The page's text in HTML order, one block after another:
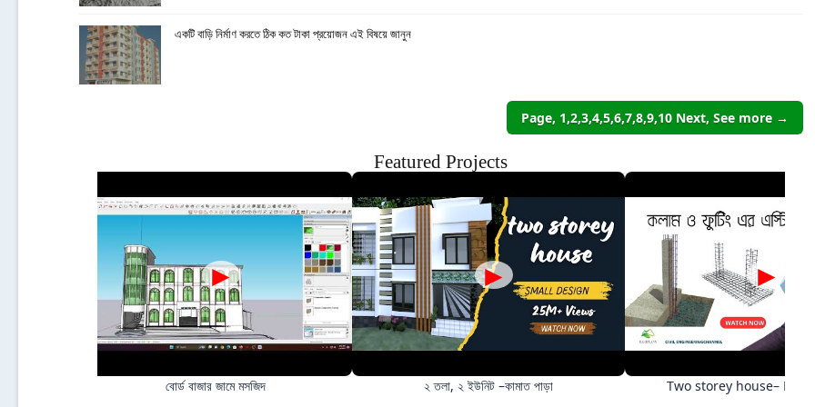
একটি বাড়ি নির্মাণ করতে ঠিক কত টাকা প্রয়োজন এই বিষয়ে জানুন
Page, 1,2,3,4,5,6,7,8,9,10 Next, See more →
Featured Projects
►
বোর্ড বাজার জামে মসজিদ
►
২ তলা, ২ ইউনিট –কামাত পাড়া
►
Two storey house–